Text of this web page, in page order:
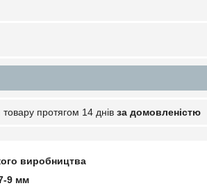
протягом 14 днів за домовленістю
виробництва
9 мм